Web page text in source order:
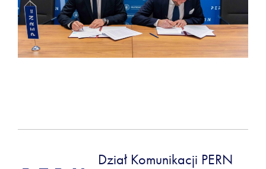
Dział Komunikacji PERN